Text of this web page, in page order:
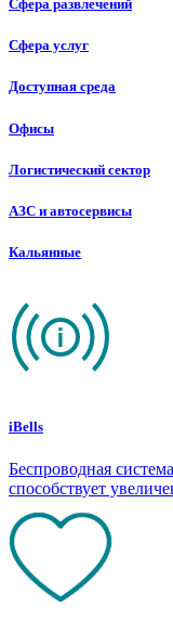
Сфера развлечений
Сфера услуг
Доступная среда
Офисы
Логистический сектор
АЗС и автосервисы
Кальянные
iBells
Беспроводная
способствует